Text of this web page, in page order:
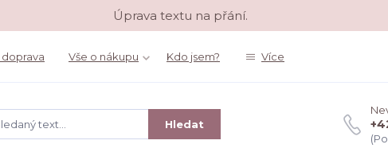
Úprava textu na přání.
Vše o nákupu Kdo jsem? Více
Hledat